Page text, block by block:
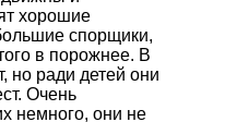
хорошие
спорщики,
в порожнее. В
но ради детей они
Очень
немного, они не